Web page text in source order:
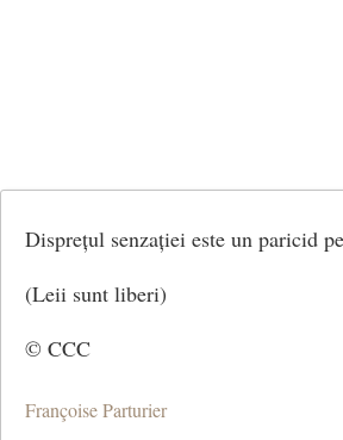
Disprețul senzației este un paricid
(Leii sunt liberi)
© CCC
Françoise Parturier